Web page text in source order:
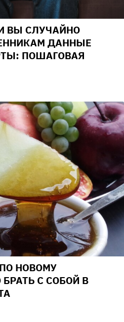
ВЫ СЛУЧАЙНО
ДАННЫЕ
ПОШАГОВАЯ
НОВОМУ
С СОБОЙ В